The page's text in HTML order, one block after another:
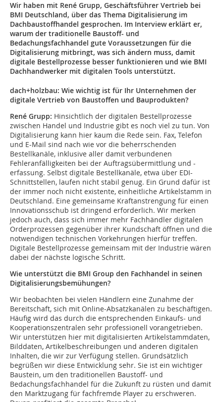
Wir haben mit René Grupp, Geschäftsführer Vertrieb bei
BMI Deutschland, über das Thema Digitalisierung im
Dachbaustoffhandel gesprochen. Im Interview erklärt er,
warum der traditionelle Baustoff- und
Bedachungsfachhandel gute Voraussetzungen für die
Digitalisierung mitbringt, was sich ändern muss, damit
digitale Bestellprozesse besser funktionieren und wie BMI
Dachhandwerker mit digitalen Tools unterstützt.
dach+holzbau: Wie wichtig ist für Ihr Unternehmen der
digitale Vertrieb von Baustoffen und Bauprodukten?
René Grupp: Hinsichtlich der digitalen Bestellprozesse
zwischen Handel und Industrie gibt es noch viel zu tun. Von
Digitalisierung kann hier kaum die Rede sein. Fax, Telefon
und E-Mail sind nach wie vor die beherrschenden
Bestellkanäle, inklusive aller damit verbundenen
Fehleranfälligkeiten bei der Auftragsübermittlung und -
erfassung. Selbst digitale Bestellkanäle, etwa über EDI-
Schnittstellen, laufen nicht stabil genug. Ein Grund dafür ist
der immer noch nicht existente, einheitliche Artikelstamm in
Deutschland. Eine gemeinsame Kraftanstrengung für einen
Innovationsschub ist dringend erforderlich. Wir merken
jedoch auch, dass sich immer mehr Fachhändler digitalen
Orderprozessen gegenüber ihrer Kundschaft öffnen und die
notwendigen technischen Vorkehrungen hierfür treffen.
Digitale Bestellprozesse gemeinsam mit der Industrie wären
dabei der nächste logische Schritt.
Wie unterstützt die BMI Group den Fachhandel in seinen
Digitalisierungsbemühungen?
Wir beobachten bei vielen Händlern eine Zunahme der
Bereitschaft, sich mit Online-Absatzkanälen zu beschäftigen.
Häufig wird das durch die entsprechenden Einkaufs- und
Kooperationszentralen sehr professionell vorangetrieben.
Wir unterstützen hier mit digitalisierten Artikelstammdaten,
Bilddaten, Artikelbeschreibungen und anderen digitalen
Inhalten, die wir zur Verfügung stellen. Grundsätzlich
begrüßen wir diese Entwicklung sehr. Sie ist ein wichtiger
Baustein, um den traditionellen Baustoff- und
Bedachungsfachhandel für die Zukunft zu rüsten und damit
den Marktzugang für fachfremde Player zu erschweren.